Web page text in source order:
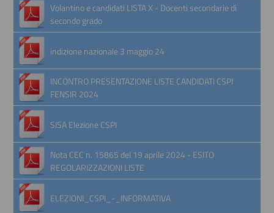
Volantino e candidati LISTA X - Docenti secondarie di
secondo grado
indizione nazionale 3 maggio 24
INCONTRO PRESENTAZIONE LISTE CANDIDATI CSPI
FENSIR 2024
SISA Elezione CSPI
Nota CEC n. 15865 del 19 aprile 2024 - ESITO
REGOLARIZZAZIONI LISTE
ELEZIONI_CSPI_-_INFORMATIVA